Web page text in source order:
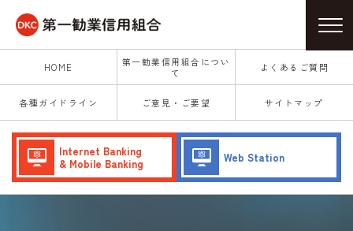
HOME
第一勧業信用組合につい
て
よくあるご質問
各種ガイドライン ご意見・ご要望 サイトマップ
Internet Banking
& Mobile Banking
Web Station